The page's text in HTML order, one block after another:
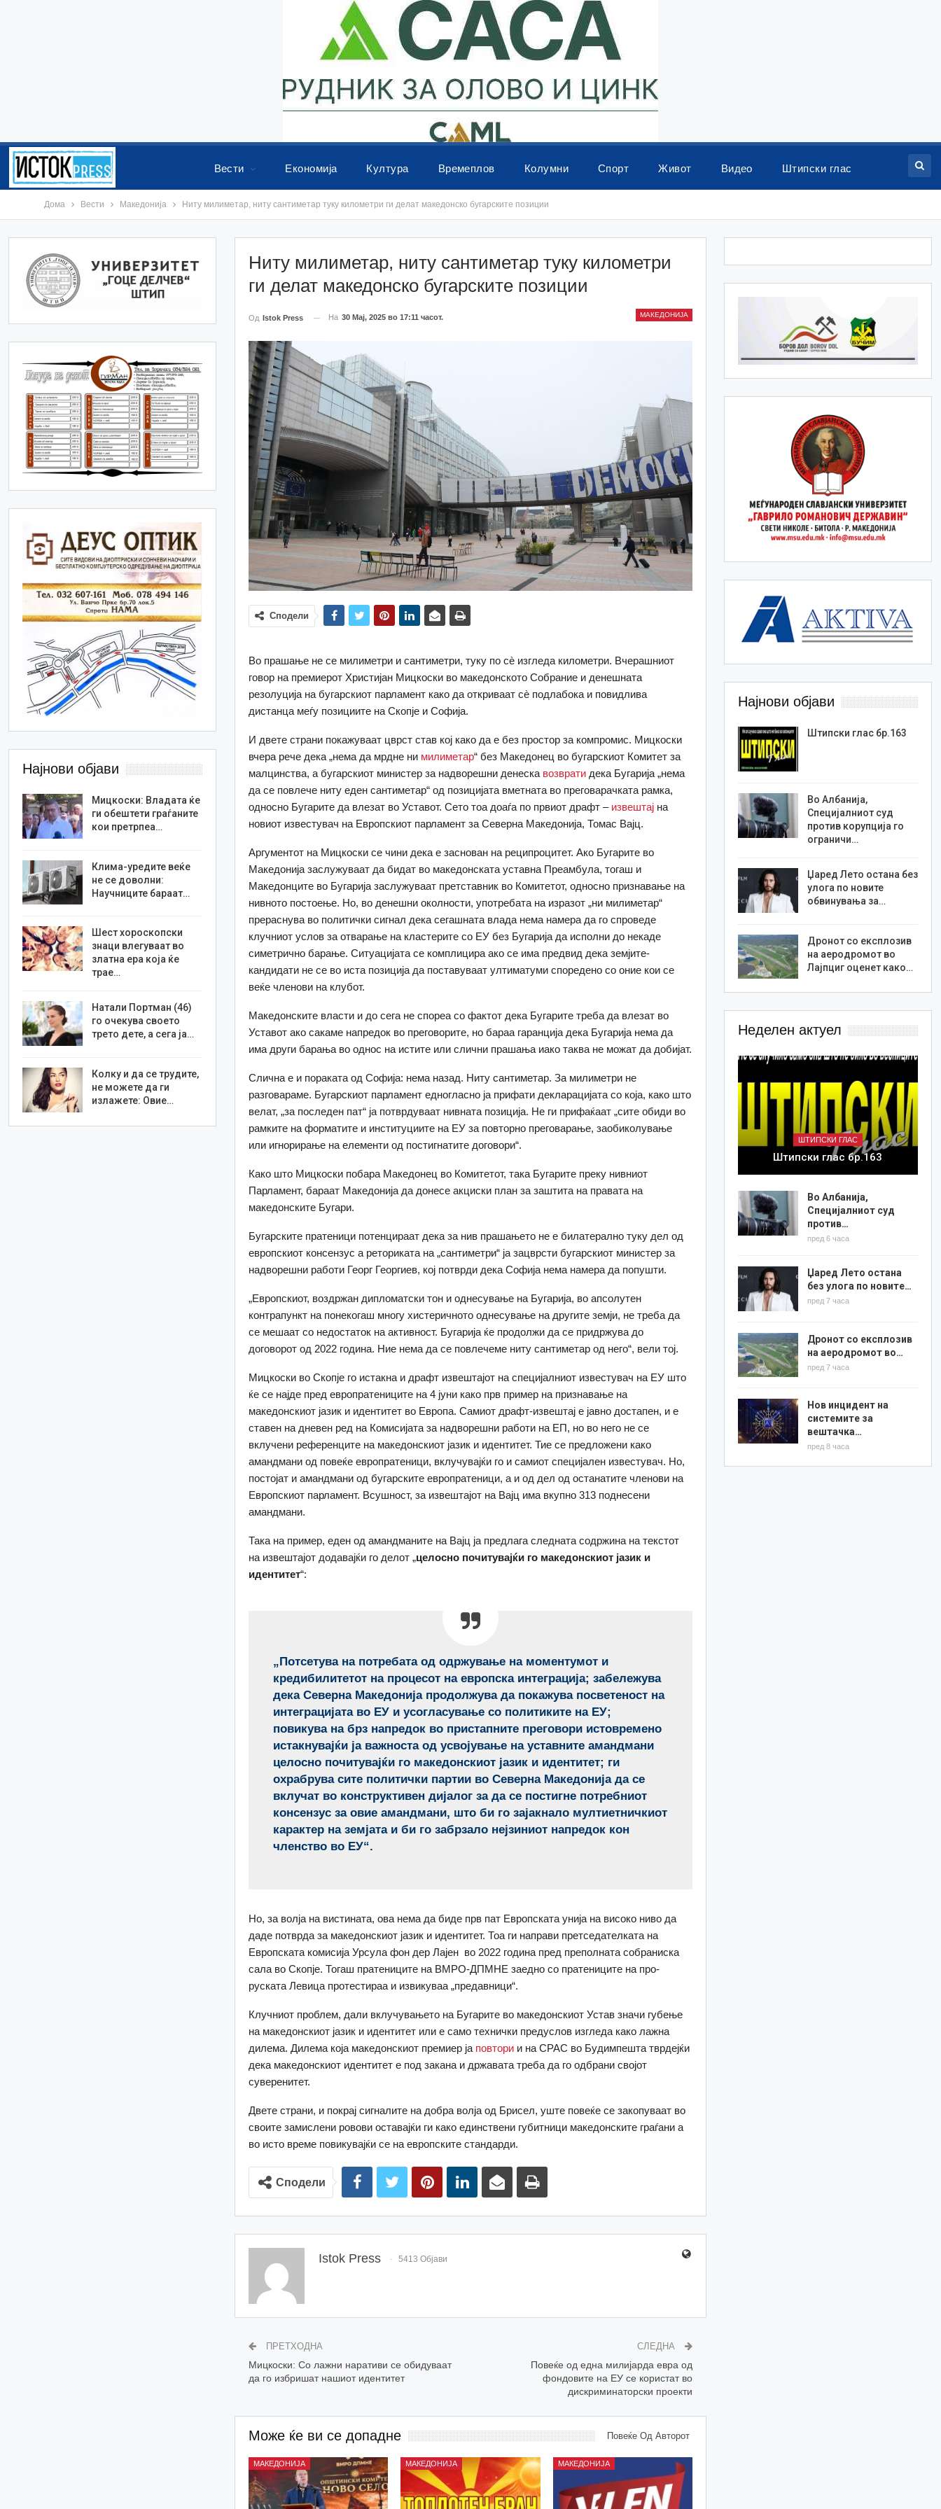
Вести Економија Култура Времеплов Колумни Спорт Живот Видео Штипски глас
Дома Вести Македонија Ниту милиметар, ниту сантиметар туку километри ги делат македонско бугарските позиции
Ниту милиметар, ниту сантиметар туку километри
ги делат македонско бугарските позиции
МАКЕДОНИЈА
Од Istok Press На 30 Мај, 2025 во 17:11 часот.
Сподели
Во прашање не се милиметри и сантиметри, туку по сè изгледа километри. Вчерашниот
говор на премиерот Христијан Мицкоски во македонското Собрание и денешната
резолуција на бугарскиот парламент како да откриваат сè подлабока и повидлива
дистанца меѓу позициите на Скопје и Софија.
И двете страни покажуваат цврст став кој како да е без простор за компромис. Мицкоски
вчера рече дека „нема да мрдне ни милиметар“ без Македонец во бугарскиот Комитет за
малцинства, а бугарскиот министер за надворешни денеска возврати дека Бугарија „нема
да се повлече ниту еден сантиметар“ од позицијата вметната во преговарачката рамка,
односно Бугарите да влезат во Уставот. Сето тоа доаѓа по првиот драфт – извештај на
новиот известувач на Европскиот парламент за Северна Македонија, Томас Вајц.
Аргументот на Мицкоски се чини дека е заснован на реципроцитет. Ако Бугарите во
Македонија заслужуваат да бидат во македонската уставна Преамбула, тогаш и
Македонците во Бугарија заслужуваат претставник во Комитетот, односно признавање на
нивното постоење. Но, во денешни околности, употребата на изразот „ни милиметар“
прераснува во политички сигнал дека сегашната влада нема намера да го спроведе
клучниот услов за отварање на кластерите со ЕУ без Бугарија да исполни до некаде
симетрично барање. Ситуацијата се комплицира ако се има предвид дека земјите-
кандидати не се во иста позиција да поставуваат ултиматуми споредено со оние кои се
веќе членови на клубот.
Македонските власти и до сега не спореа со фактот дека Бугарите треба да влезат во
Уставот ако сакаме напредок во преговорите, но бараа гаранција дека Бугарија нема да
има други барања во однос на истите или слични прашања иако таква не можат да добијат.
Слична е и пораката од Софија: нема назад. Ниту сантиметар. За милиметри не
разговараме. Бугарскиот парламент едногласно ја прифати декларацијата со која, како што
велат, „за последен пат“ ја потврдуваат нивната позиција. Не ги прифаќаат „сите обиди во
рамките на форматите и институциите на ЕУ за повторно преговарање, заобиколување
или игнорирање на елементи од постигнатите договори“.
Како што Мицкоски побара Македонец во Комитетот, така Бугарите преку нивниот
Парламент, бараат Македонија да донесе акциски план за заштита на правата на
македонските Бугари.
Бугарските пратеници потенцираат дека за нив прашањето не е билатерално туку дел од
европскиот консензус а реториката на „сантиметри“ ја зацврсти бугарскиот министер за
надворешни работи Георг Георгиев, кој потврди дека Софија нема намера да попушти.
„Европскиот, воздржан дипломатски тон и однесување на Бугарија, во апсолутен
контрапункт на понекогаш многу хистеричното однесување на другите земји, не треба да
се мешаат со недостаток на активност. Бугарија ќе продолжи да се придржува до
договорот од 2022 година. Ние нема да се повлечеме ниту сантиметар од него“, вели тој.
Мицкоски во Скопје го истакна и драфт извештајот на специјалниот известувач на ЕУ што
ќе се најде пред европратениците на 4 јуни како прв пример на признавање на
македонскиот јазик и идентитет во Европа. Самиот драфт-извештај е јавно достапен, и е
ставен на дневен ред на Комисијата за надворешни работи на ЕП, но во него не се
вклучени референците на македонскиот јазик и идентитет. Тие се предложени како
амандмани од повеќе европратеници, вклучувајќи го и самиот специјален известувач. Но,
постојат и амандмани од бугарските европратеници, а и од дел од останатите членови на
Европскиот парламент. Всушност, за извештајот на Вајц има вкупно 313 поднесени
амандмани.
Така на пример, еден од амандманите на Вајц ја предлага следната содржина на текстот
на извештајот додавајќи го делот „целосно почитувајќи го македонскиот јазик и
идентитет“:
„Потсетува на потребата од одржување на моментумот и
кредибилитетот на процесот на европска интеграција; забележува
дека Северна Македонија продолжува да покажува посветеност на
интеграцијата во ЕУ и усогласување со политиките на ЕУ;
повикува на брз напредок во пристапните преговори истовремено
истакнувајќи ја важноста од усвојување на уставните амандмани
целосно почитувајќи го македонскиот јазик и идентитет; ги
охрабрува сите политички партии во Северна Македонија да се
вклучат во конструктивен дијалог за да се постигне потребниот
консензус за овие амандмани, што би го зајакнало мултиетничкиот
карактер на земјата и би го забрзало нејзиниот напредок кон
членство во ЕУ“.
Но, за волја на вистината, ова нема да биде прв пат Европската унија на високо ниво да
даде потврда за македонскиот јазик и идентитет. Тоа ги направи претседателката на
Европската комисија Урсула фон дер Лајен во 2022 година пред преполната собраниска
сала во Скопје. Тогаш пратениците на ВМРО-ДПМНЕ заедно со пратениците на про-
руската Левица протестираа и извикуваа „предавници“.
Клучниот проблем, дали вклучувањето на Бугарите во македонскиот Устав значи губење
на македонскиот јазик и идентитет или е само технички предуслов изгледа како лажна
дилема. Дилема која македонскиот премиер ја повтори и на CPAC во Будимпешта тврдејќи
дека македонскиот идентитет е под закана и државата треба да го одбрани својот
суверенитет.
Двете страни, и покрај сигналите на добра волја од Брисел, уште повеќе се закопуваат во
своите замислени ровови оставајќи ги како единствени губитници македонските граѓани а
во исто време повикувајќи се на европските стандарди.
Сподели
Istok Press 5413 Објави
ПРЕТХОДНА
Мицкоски: Со лажни наративи се обидуваат
да го избришат нашиот идентитет
СЛЕДНА
Повеќе од една милијарда евра од
фондовите на ЕУ се користат во
дискриминаторски проекти
Може ќе ви се допадне Повеќе Од Авторот
МАКЕДОНИЈА МАКЕДОНИЈА МАКЕДОНИЈА
Најнови објави
Штипски глас бр.163
Во Албанија,
Специјалниот суд
против корупција го
ограничи…
Џаред Лето остана без
улога по новите
обвинувања за…
Дронот со експлозив
на аеродромот во
Лајпциг оценет како…
Неделен актуел
ШТИПСКИ ГЛАС
Штипски глас бр.163
Во Албанија,
Специјалниот суд
против…
пред 6 часа
Џаред Лето остана
без улога по новите…
пред 7 часа
Дронот со експлозив
на аеродромот во…
пред 7 часа
Нов инцидент на
системите за
вештачка…
пред 8 часа
Најнови објави
Мицкоски: Владата ќе
ги обештети граѓаните
кои претрпеа…
Клима-уредите веќе
не се доволни:
Научниците бараат…
Шест хороскопски
знаци влегуваат во
златна ера која ќе
трае…
Натали Портман (46)
го очекува своето
трето дете, а сега ја…
Колку и да се трудите,
не можете да ги
излажете: Овие…